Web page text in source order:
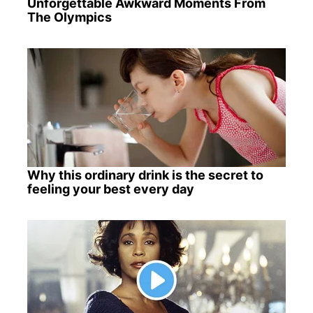
The Olympics
Why this ordinary drink is the secret to
feeling your best every day